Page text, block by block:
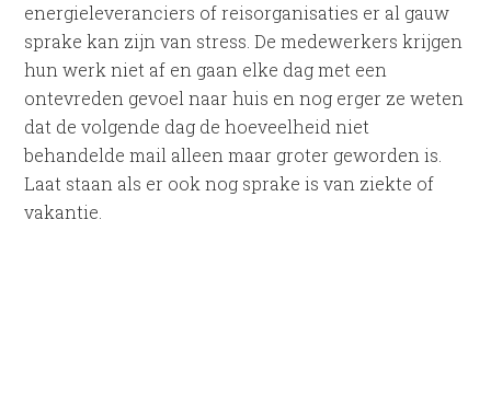
energieleveranciers of reisorganisaties er al gauw
sprake kan zijn van stress. De medewerkers krijgen
hun werk niet af en gaan elke dag met een
ontevreden gevoel naar huis en nog erger ze weten
dat de volgende dag de hoeveelheid niet
behandelde mail alleen maar groter geworden is.
Laat staan als er ook nog sprake is van ziekte of
vakantie.